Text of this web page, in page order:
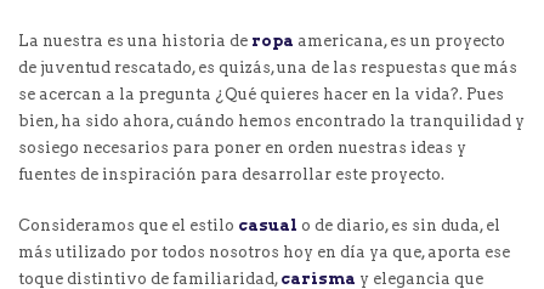
La nuestra es una historia de ropa americana, es un proyecto
de juventud rescatado, es quizás, una de las respuestas que más
se acercan a la pregunta ¿Qué quieres hacer en la vida?. Pues
bien, ha sido ahora, cuándo hemos encontrado la tranquilidad y
sosiego necesarios para poner en orden nuestras ideas y
fuentes de inspiración para desarrollar este proyecto.
Consideramos que el estilo casual o de diario, es sin duda, el
más utilizado por todos nosotros hoy en día ya que, aporta ese
toque distintivo de familiaridad, carisma y elegancia que